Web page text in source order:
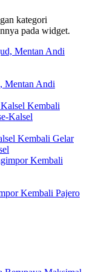
kategori
pada widget.
Mentan Andi
Kembali Gelar
Kembali Pajero